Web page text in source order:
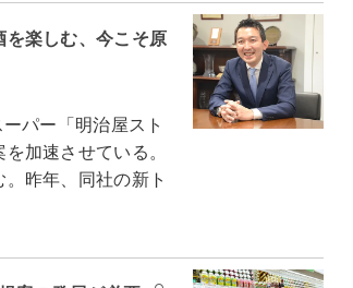
楽しむ、今こそ原
パー「明治屋スト
加速させている。
昨年、同社の新ト